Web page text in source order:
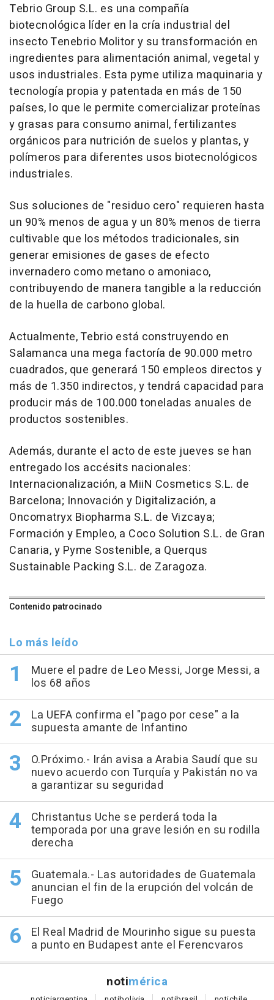
Tebrio Group S.L. es una compañía
biotecnológica líder en la cría industrial del
insecto Tenebrio Molitor y su transformación en
ingredientes para alimentación animal, vegetal y
usos industriales. Esta pyme utiliza maquinaria y
tecnología propia y patentada en más de 150
países, lo que le permite comercializar proteínas
y grasas para consumo animal, fertilizantes
orgánicos para nutrición de suelos y plantas, y
polímeros para diferentes usos biotecnológicos
industriales.
Sus soluciones de "residuo cero" requieren hasta
un 90% menos de agua y un 80% menos de tierra
cultivable que los métodos tradicionales, sin
generar emisiones de gases de efecto
invernadero como metano o amoniaco,
contribuyendo de manera tangible a la reducción
de la huella de carbono global.
Actualmente, Tebrio está construyendo en
Salamanca una mega factoría de 90.000 metro
cuadrados, que generará 150 empleos directos y
más de 1.350 indirectos, y tendrá capacidad para
producir más de 100.000 toneladas anuales de
productos sostenibles.
Además, durante el acto de este jueves se han
entregado los accésits nacionales:
Internacionalización, a MiiN Cosmetics S.L. de
Barcelona; Innovación y Digitalización, a
Oncomatryx Biopharma S.L. de Vizcaya;
Formación y Empleo, a Coco Solution S.L. de Gran
Canaria, y Pyme Sostenible, a Querqus
Sustainable Packing S.L. de Zaragoza.
Contenido patrocinado
Lo más leído
Muere el padre de Leo Messi, Jorge Messi, a
los 68 años
La UEFA confirma el "pago por cese" a la
supuesta amante de Infantino
O.Próximo.- Irán avisa a Arabia Saudí que su
nuevo acuerdo con Turquía y Pakistán no va
a garantizar su seguridad
Christantus Uche se perderá toda la
temporada por una grave lesión en su rodilla
derecha
Guatemala.- Las autoridades de Guatemala
anuncian el fin de la erupción del volcán de
Fuego
El Real Madrid de Mourinho sigue su puesta
a punto en Budapest ante el Ferencvaros
notimérica